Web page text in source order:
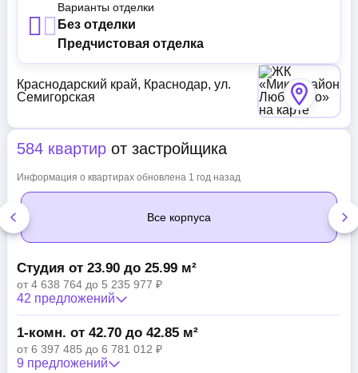
Варианты отделки
Без отделки
Предчистовая отделка
Краснодарский край, Краснодар, ул.
Семигорская
584 квартир от застройщика
Информация о квартирах обновлена 1 год назад
Все корпуса
Студия от 23.90 до 25.99 м²
от 4 638 764 до 5 235 977 ₽
42 предложений
1-комн. от 42.70 до 42.85 м²
от 6 397 485 до 6 781 012 ₽
9 предложений